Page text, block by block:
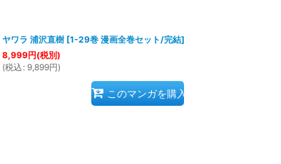
ヤワラ 浦沢直樹 [1-29巻 漫画全巻セット/完結]
8,999円(税別)
(税込 : 9,899円)
このマンガを購入